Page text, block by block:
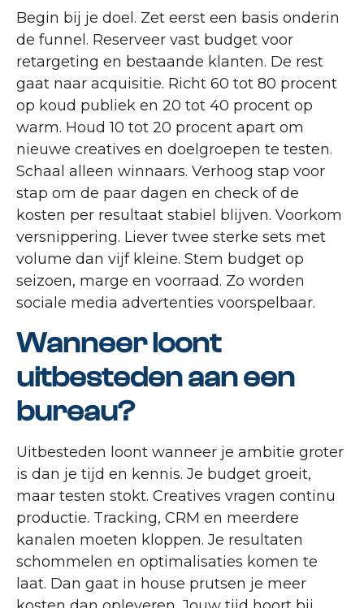
Begin bij je doel. Zet eerst een basis onderin
de funnel. Reserveer vast budget voor
retargeting en bestaande klanten. De rest
gaat naar acquisitie. Richt 60 tot 80 procent
op koud publiek en 20 tot 40 procent op
warm. Houd 10 tot 20 procent apart om
nieuwe creatives en doelgroepen te testen.
Schaal alleen winnaars. Verhoog stap voor
stap om de paar dagen en check of de
kosten per resultaat stabiel blijven. Voorkom
versnippering. Liever twee sterke sets met
volume dan vijf kleine. Stem budget op
seizoen, marge en voorraad. Zo worden
sociale media advertenties voorspelbaar.
Wanneer loont
uitbesteden aan een
bureau?
Uitbesteden loont wanneer je ambitie groter
is dan je tijd en kennis. Je budget groeit,
maar testen stokt. Creatives vragen continu
productie. Tracking, CRM en meerdere
kanalen moeten kloppen. Je resultaten
schommelen en optimalisaties komen te
laat. Dan gaat in house prutsen je meer